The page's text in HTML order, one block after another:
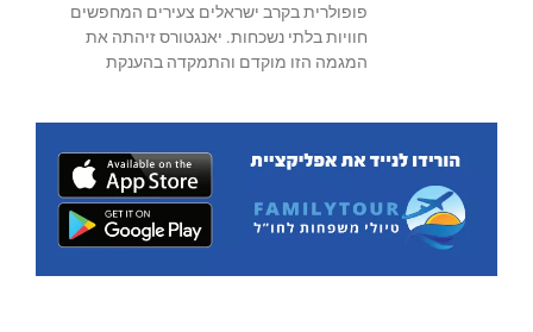
פופולרית בקרב ישראלים צעירים המחפשים
חוויות בלתי נשכחות. יאנגטורס זיהתה את
המגמה הזו מוקדם והתמקדה בהענקת